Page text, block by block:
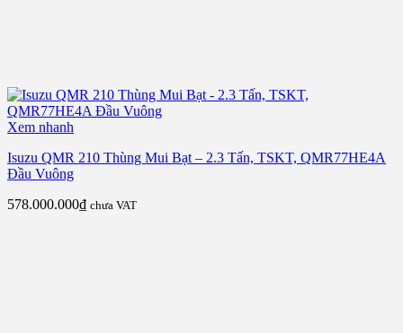
Xem nhanh
Isuzu QMR 210 Thùng Mui Bạt – 2.3 Tấn, TSKT, QMR77HE4A
Đầu Vuông
578.000.000₫ chưa VAT